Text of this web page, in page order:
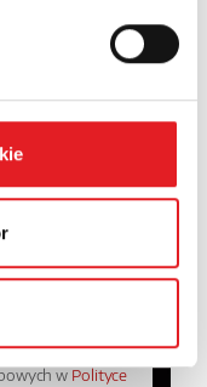
informacji na
w Polityce